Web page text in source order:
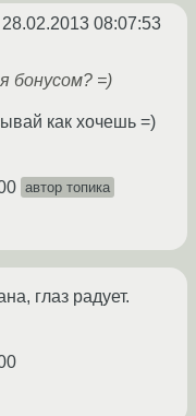
28.02.2013 08:07:53
бонусом? =)
как хочешь =)
автор топика
глаз радует.